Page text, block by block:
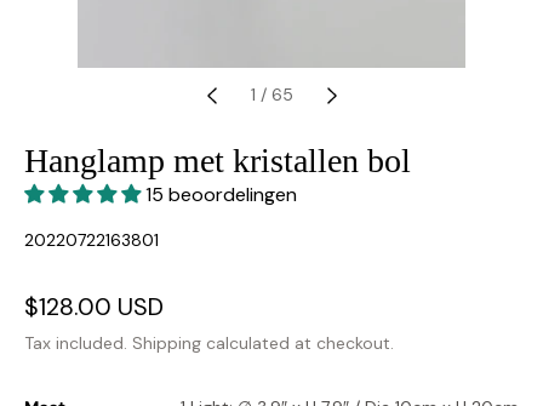
1 / 65
Hanglamp met kristallen bol
15 beoordelingen
SKU:
20220722163801
Sale
price
$128.00 USD
price
Tax included. Shipping calculated at checkout.